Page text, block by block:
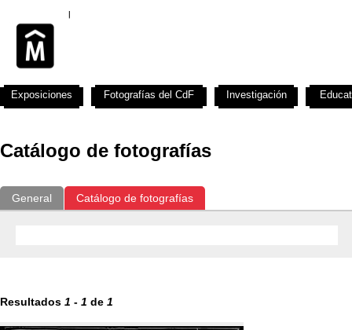
Catálogo de fotografías
General Catálogo de fotografías
Resultados 1 - 1 de 1
Exposiciones Fotografías del CdF Investigación